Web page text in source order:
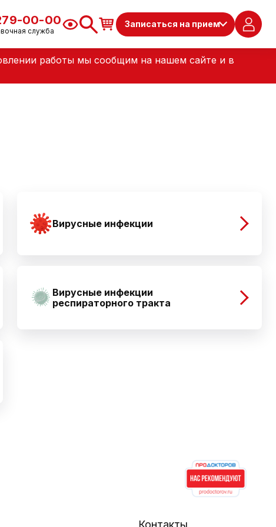
работы мы сообщим на нашем сайте и в
00-00
служба
Записаться на прием
Вирусные инфекции
Вирусные инфекции
респираторного тракта
Контакты